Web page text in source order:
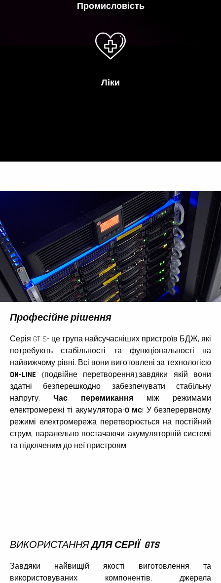
Промисловість
Ліки
Професійне рішення
Серія GT S- це група найсучасніших пристроїв БДЖ, які
потребують стабільності та функціональності на
найвижчому рівні. Всі вони виготовлені за технологією
ON-LINE (подвійне перетворення),завдяки якій вони
здатні безперешкодно забезпечувати стабільну
напругу. Час перемикання між режимами
електромережі ті акумулятора-0 мс! У безперервному
режимі електромережа перетворюється на постійний
струм, паралельно постачаючи акумуляторній системі
та підклченим до неї пристроям.
ВИКОРИСТАННЯДЛЯ СЕРІЇ GTS
Завдяки найвищій якості виготовлення та
використовуваних компонентів, джерела